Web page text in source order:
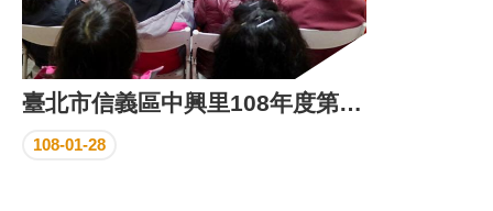
臺北市信義區中興里108年度第1次里鄰工作會報
108-01-28